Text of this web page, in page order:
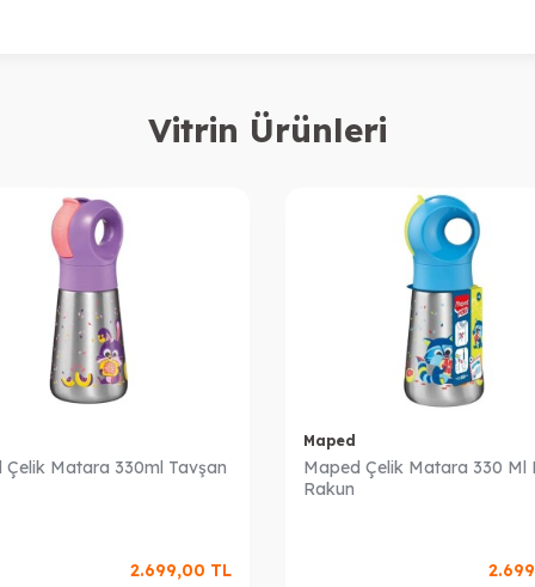
Vitrin Ürünleri
Çelik Matara 330ml Tavşan
2.699,00 TL
Maped
Maped Çelik Matara 330 Ml
Rakun